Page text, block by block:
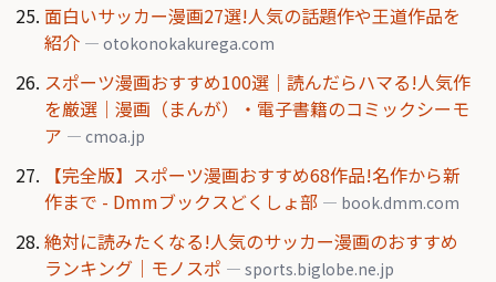
面白いサッカー漫画27選!人気の話題作や王道作品を
紹介 — otokonokakurega.com
スポーツ漫画おすすめ100選｜読んだらハマる!人気作
を厳選｜漫画（まんが）・電子書籍のコミックシーモ
ア — cmoa.jp
【完全版】スポーツ漫画おすすめ68作品!名作から新
作まで - Dmmブックスどくしょ部 — book.dmm.com
絶対に読みたくなる!人気のサッカー漫画のおすすめ
ランキング｜モノスポ — sports.biglobe.ne.jp